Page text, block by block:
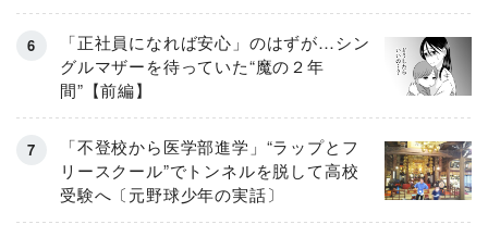
「正社員になれば安心」のはずが…シン
グルマザーを待っていた“魔の２年
間”【前編】
「不登校から医学部進学」“ラップとフ
リースクール”でトンネルを脱して高校
受験へ〔元野球少年の実話〕